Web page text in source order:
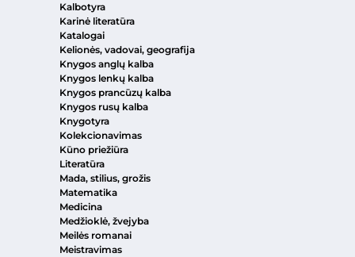
Kalbotyra
Karinė literatūra
Katalogai
Kelionės, vadovai, geografija
Knygos anglų kalba
Knygos lenkų kalba
Knygos prancūzų kalba
Knygos rusų kalba
Knygotyra
Kolekcionavimas
Kūno priežiūra
Literatūra
Mada, stilius, grožis
Matematika
Medicina
Medžioklė, žvejyba
Meilės romanai
Meistravimas